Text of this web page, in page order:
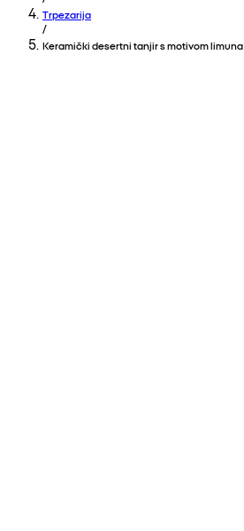
Trpezarija
/
Keramički desertni tanjir s motivom limuna